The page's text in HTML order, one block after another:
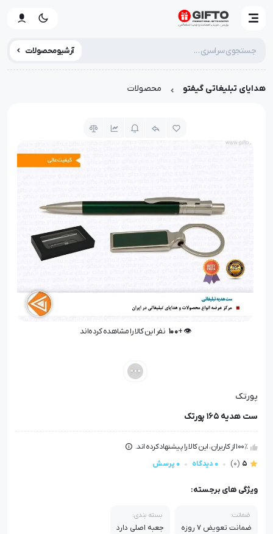
آرشیو محصولات
هدایای تبلیغاتی گیفتو محصولات
👁️ +
100 نفر این کالا را مشاهده کرده‌اند
پورتک
ست هدیه 165 پورتک
100٪ از کاربران، این کالا را پیشنهاد کرده اند.
5
(0) 0 دیدگاه 0 پرسش
ویژگی های برجسته:
ضمانت:
ضمانت تعویض 7 روزه
بسته بندی:
جعبه اصلی دارد